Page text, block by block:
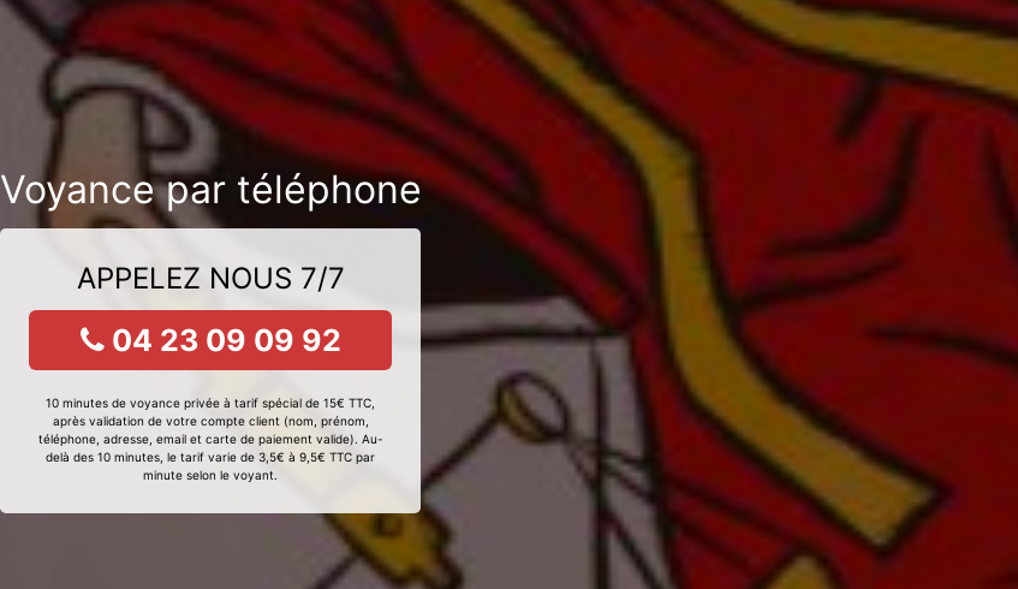
Voyance par téléphone
APPELEZ NOUS 7/7
04 23 09 09 92
10 minutes de voyance privée à tarif spécial de 15€ TTC,
après validation de votre compte client (nom, prénom,
téléphone, adresse, email et carte de paiement valide). Au-
delà des 10 minutes, le tarif varie de 3,5€ à 9,5€ TTC par
minute selon le voyant.